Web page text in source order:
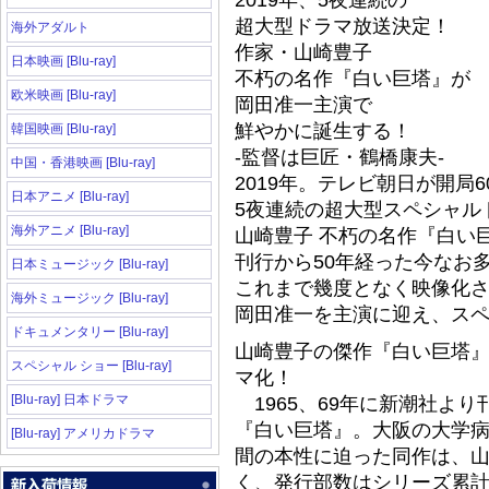
海外アダルト
日本映画 [Blu-ray]
欧米映画 [Blu-ray]
韓国映画 [Blu-ray]
中国・香港映画 [Blu-ray]
日本アニメ [Blu-ray]
海外アニメ [Blu-ray]
日本ミュージック [Blu-ray]
海外ミュージック [Blu-ray]
ドキュメンタリー [Blu-ray]
スペシャル ショー [Blu-ray]
[Blu-ray] 日本ドラマ
[Blu-ray] アメリカドラマ
超大型ドラマ放送決定！
作家・山崎豊子
不朽の名作『白い巨塔』が
岡田准一主演で
鮮やかに誕生する！
-監督は巨匠・鶴橋康夫-
2019年。テレビ朝日が開局
5夜連続の超大型スペシャ
山崎豊子 不朽の名作『白
刊行から50年経った今なお
これまで幾度となく映像化
岡田准一を主演に迎え、ス
山崎豊子の傑作『白い巨塔
マ化！
1965、69年に新潮社より
『白い巨塔』。大阪の大学
間の本性に迫った同作は、
く、発行部数はシリーズ累